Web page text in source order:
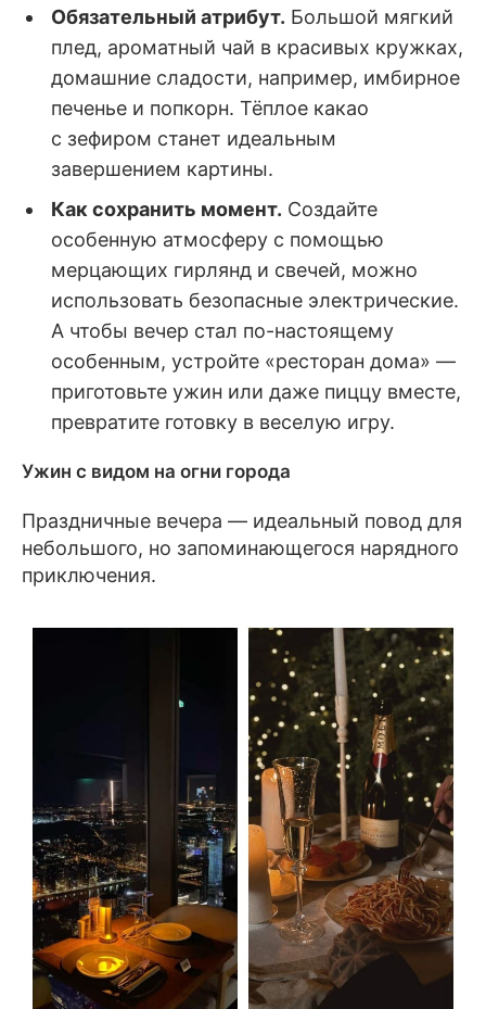
Обязательный атрибут. Большой мягкий
плед, ароматный чай в красивых кружках,
домашние сладости, например, имбирное
печенье и попкорн. Тёплое какао
с зефиром станет идеальным
завершением картины.
Как сохранить момент. Создайте
особенную атмосферу с помощью
мерцающих гирлянд и свечей, можно
использовать безопасные электрические.
А чтобы вечер стал по-настоящему
особенным, устройте «ресторан дома» —
приготовьте ужин или даже пиццу вместе,
превратите готовку в веселую игру.
Ужин с видом на огни города
Праздничные вечера — идеальный повод для
небольшого, но запоминающегося нарядного
приключения.